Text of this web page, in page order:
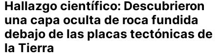
Hallazgo científico: Descubrieron
una capa oculta de roca fundida
debajo de las placas tectónicas de
la Tierra